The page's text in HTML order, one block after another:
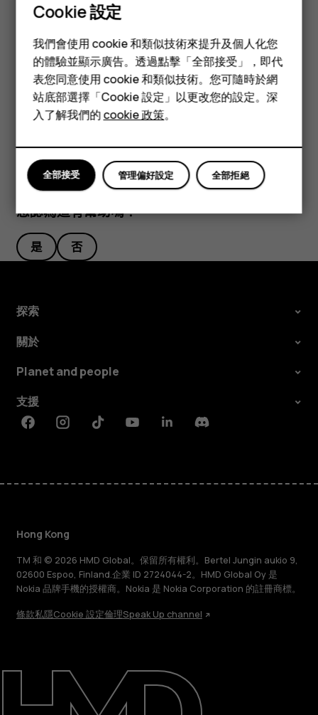
智慧型手機
功能型手機
配件
平板電腦
關於
維修、循環再用、回收再造
要啟動特定功能，請點選通知面板中的快速設定圖示。要查看更
多圖示，請將功能表向下拖曳。
要重新排列圖示，請點選mode_edit，點選並按住某個圖示，然後將它
拖曳到其他位置。
您認為這有幫助嗎？
是 否
探索
關於
Planet and people
支援
FacebookInstagramTiktokYoutubeLinkedinDiscord
Hong Kong
TM 和 © 2026 HMD Global。保留所有權利。Bertel Jungin aukio 9,
02600 Espoo, Finland.企業 ID 2724044-2。HMD Global Oy 是
Nokia 品牌手機的授權商。Nokia 是 Nokia Corporation 的註冊商標。
條款私隱Cookie 設定倫理Speak Up channel
Cookie 設定
我們會使用 cookie 和類似技術來提升及個人化您
的體驗並顯示廣告。透過點擊「全部接受」，即代
表您同意使用 cookie 和類似技術。您可隨時於網
站底部選擇「Cookie 設定」以更改您的設定。深
入了解我們的cookie 政策。
全部拒絕
管理偏好設定
全部接受